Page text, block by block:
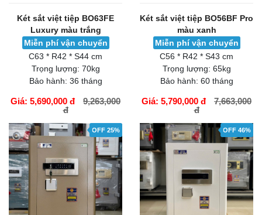
Két sắt việt tiệp BO63FE
Luxury màu trắng
Miễn phí vận chuyển
C63 * R42 * S44 cm
Trọng lượng: 70kg
Bảo hành: 36 tháng
Giá: 5,690,000 đ
9,263,000
đ
Két sắt việt tiệp BO56BF Pro
màu xanh
Miễn phí vận chuyển
C56 * R42 * S43 cm
Trọng lượng: 65kg
Bảo hành: 60 tháng
Giá: 5,790,000 đ
7,663,000
đ
OFF 25% OFF 46%